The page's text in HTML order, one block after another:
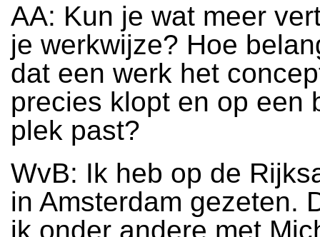
AA: Kun je wat meer
je werkwijze? Hoe
dat een werk het
precies klopt en op een
plek past?
WvB: Ik heb op de
in Amsterdam gezeten.
ik onder andere met